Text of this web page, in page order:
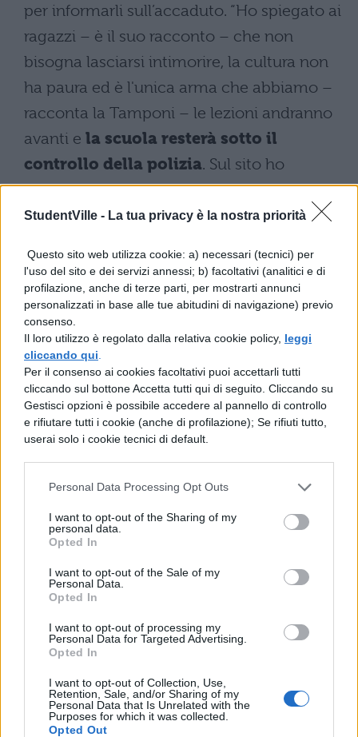
StudentVille - La tua privacy è la nostra priorità
Questo sito web utilizza cookie: a) necessari (tecnici) per
l'uso del sito e dei servizi annessi; b) facoltativi (analitici e di
profilazione, anche di terze parti, per mostrarti annunci
personalizzati in base alle tue abitudini di navigazione) previo
consenso.
Il loro utilizzo è regolato dalla relativa cookie policy, leggi
cliccando qui
Per il consenso ai cookies facoltativi puoi accettarli tutti
cliccando sul bottone Accetta tutti qui di seguito. Cliccando su
Gestisci opzioni è possibile accedere al pannello di controllo
e rifiutare tutti i cookie (anche di profilazione); Se rifiuti tutto,
userai solo i cookie tecnici di default.
Personal Data Processing Opt Outs
I want to opt-out of the Sharing of my
personal data.
Opted In
I want to opt-out of the Sale of my
Personal Data.
Opted In
I want to opt-out of processing my
Personal Data for Targeted Advertising.
Opted In
I want to opt-out of Collection, Use,
Retention, Sale, and/or Sharing of my
Personal Data that Is Unrelated with the
Purposes for which it was collected.
Opted Out
per informarli sull’accaduto. “Ho spiegato ai
ragazzi – è il suo racconto – che non
bisogna lasciarsi intimorire, la cultura non
ha paura ed è l'unica arma che abbiamo –
racconta la Tamponi – le lezioni andranno
avanti e la scuola resterà sotto il
controllo della polizia. Sul sito ho
pubblicato una lettera per le famiglie per
non creare allarmismi. E' l'unica risposta
volta, dunque, il mondo della scuola ha
risposto con l’unica arma a disposizione: il
coraggio. La determinazione. La voglia di
un mondo migliore. Certo, qualcuno fra i
genitori si è precipitato a scuola per portar
via i propri figli, ma si è trattato di una
minoranza. Gli altri sono rimasti e
rimarranno al loro posto. Chi può aver
messaggio? Un mitomane, un fanatico, un
criminale? Di certo, qualcuno che aveva
l’obiettivo di seminare il panico. La polizia
gli sta dando la caccia, anche se prenderlo
non sarà facile. Esaltare il potere mafioso e
“usare” la morte di Melissa sono due cose
che non conoscono giustificazione. Ma
l’importante è non mollare, i giovani – per
fortuna – non hanno alcuna intenzione di
farlo.